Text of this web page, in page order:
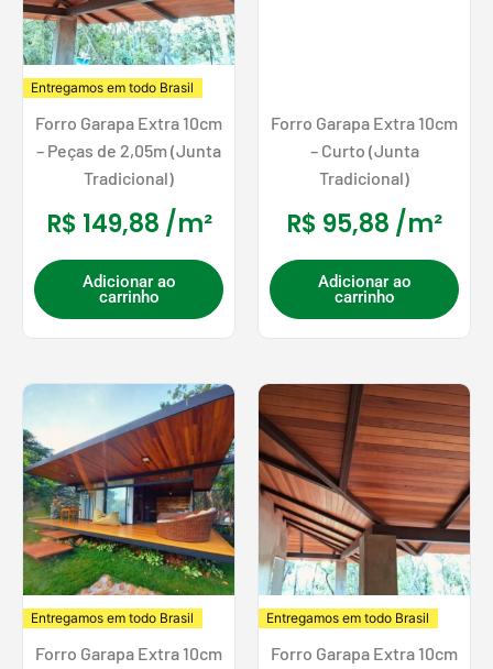
Entregamos em todo Brasil
Forro Garapa Extra 10cm
– Peças de 2,05m (Junta
Tradicional)
R$ 149,88 /m²
Adicionar ao
carrinho
Forro Garapa Extra 10cm
– Curto (Junta
Tradicional)
R$ 95,88 /m²
Adicionar ao
carrinho
Entregamos em todo Brasil
Forro Garapa Extra 10cm
Entregamos em todo Brasil
Forro Garapa Extra 10cm